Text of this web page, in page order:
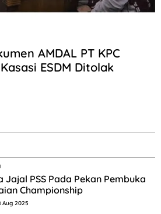
AMDAL PT KPC
ESDM Ditolak
Jajal PSS Pada Pekan Pembuka
Championship
Aug 2025